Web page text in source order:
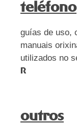
teléfono
guías de uso,
manuais
utilizados no
R
outros